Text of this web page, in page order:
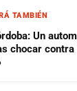
TAMBIÉN
Un
chocar contra